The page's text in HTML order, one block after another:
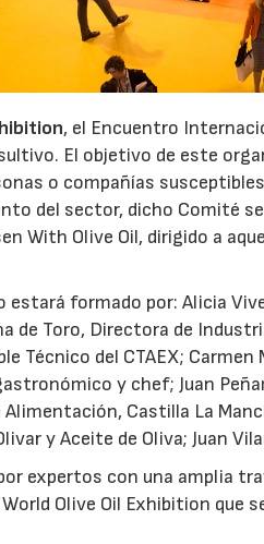
, el Encuentro
El objetivo de este
o compañías
del sector, dicho Comité
With Olive Oil, dirigido a
estará formado por: Alicia
de Toro, Directora de
Técnico del CTAEX;
y chef; Juan
Castilla La
y Aceite de Oliva; Juan
expertos con una amplia
Olive Oil Exhibition que